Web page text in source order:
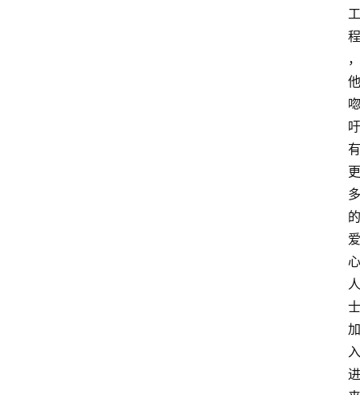
工
程
，
他
唿
吁
有
更
多
的
爱
心
人
士
加
入
进